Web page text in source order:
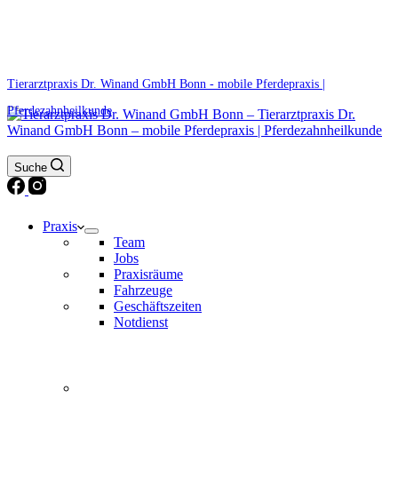
Tierarztpraxis Dr. Winand GmbH Bonn - mobile Pferdepraxis |
Pferdezahnheilkunde
Suche
Praxis
Team
Jobs
Praxisräume
Fahrzeuge
Geschäftszeiten
Notdienst